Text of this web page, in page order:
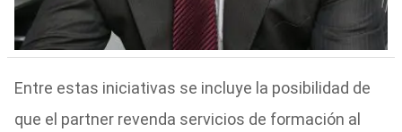
Entre estas iniciativas se incluye la posibilidad de
que el partner revenda servicios de formación al